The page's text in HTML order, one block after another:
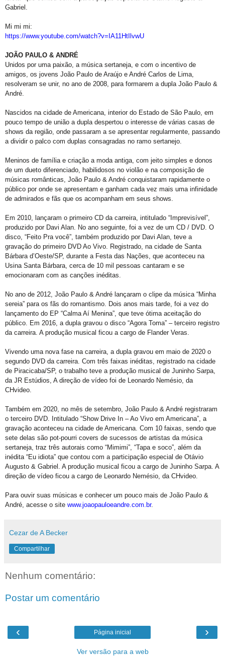
Gabriel.
Mi mi mi:
https://www.youtube.com/watch?v=IA11HtIlvwU
JOÃO PAULO & ANDRÉ
Unidos por uma paixão, a música sertaneja, e com o incentivo de
amigos, os jovens João Paulo de Araújo e André Carlos de Lima,
resolveram se unir, no ano de 2008, para formarem a dupla João Paulo &
André.
Nascidos na cidade de Americana, interior do Estado de São Paulo, em
pouco tempo de união a dupla despertou o interesse de várias casas de
shows da região, onde passaram a se apresentar regularmente, passando
a dividir o palco com duplas consagradas no ramo sertanejo.
Meninos de família e criação a moda antiga, com jeito simples e donos
de um dueto diferenciado, habilidosos no violão e na composição de
músicas românticas, João Paulo & André conquistaram rapidamente o
público por onde se apresentam e ganham cada vez mais uma infinidade
de admirados e fãs que os acompanham em seus shows.
Em 2010, lançaram o primeiro CD da carreira, intitulado “Imprevisível”,
produzido por Davi Alan. No ano seguinte, foi a vez de um CD / DVD. O
disco, “Feito Pra você”, também produzido por Davi Alan, teve a
gravação do primeiro DVD Ao Vivo. Registrado, na cidade de Santa
Bárbara d’Oeste/SP, durante a Festa das Nações, que aconteceu na
Usina Santa Bárbara, cerca de 10 mil pessoas cantaram e se
emocionaram com as canções inéditas.
No ano de 2012, João Paulo & André lançaram o clipe da música “Minha
sereia” para os fãs do romantismo. Dois anos mais tarde, foi a vez do
lançamento do EP “Calma Aí Menina”, que teve ótima aceitação do
público. Em 2016, a dupla gravou o disco “Agora Toma” – terceiro registro
da carreira. A produção musical ficou a cargo de Flander Veras.
Vivendo uma nova fase na carreira, a dupla gravou em maio de 2020 o
segundo DVD da carreira. Com três faixas inéditas, registrado na cidade
de Piracicaba/SP, o trabalho teve a produção musical de Juninho Sarpa,
da JR Estúdios, A direção de vídeo foi de Leonardo Nemésio, da
CHvideo.
Também em 2020, no mês de setembro, João Paulo & André registraram
o terceiro DVD. Intitulado “Show Drive In – Ao Vivo em Americana”, a
gravação aconteceu na cidade de Americana. Com 10 faixas, sendo que
sete delas são pot-pourri covers de sucessos de artistas da música
sertaneja, traz três autorais como “Mimimi”, “Tapa e soco”, além da
inédita “Eu idiota” que contou com a participação especial de Otávio
Augusto & Gabriel. A produção musical ficou a cargo de Juninho Sarpa. A
direção de vídeo ficou a cargo de Leonardo Nemésio, da CHvideo.
Para ouvir suas músicas e conhecer um pouco mais de João Paulo &
André, acesse o site www.joaopauloeandre.com.br.
Cezar de A Becker
Compartilhar
Nenhum comentário:
Postar um comentário
‹ ›
Página inicial
Ver versão para a web